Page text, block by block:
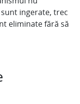
ingerate, trec
eliminate fără să